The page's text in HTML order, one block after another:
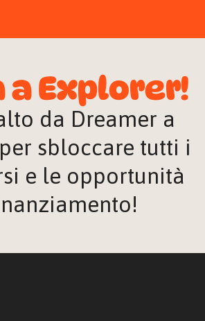
STORIE
FREE TALK
ACCEDI
a Explorer!
da Dreamer a
sbloccare tutti i
e le opportunità